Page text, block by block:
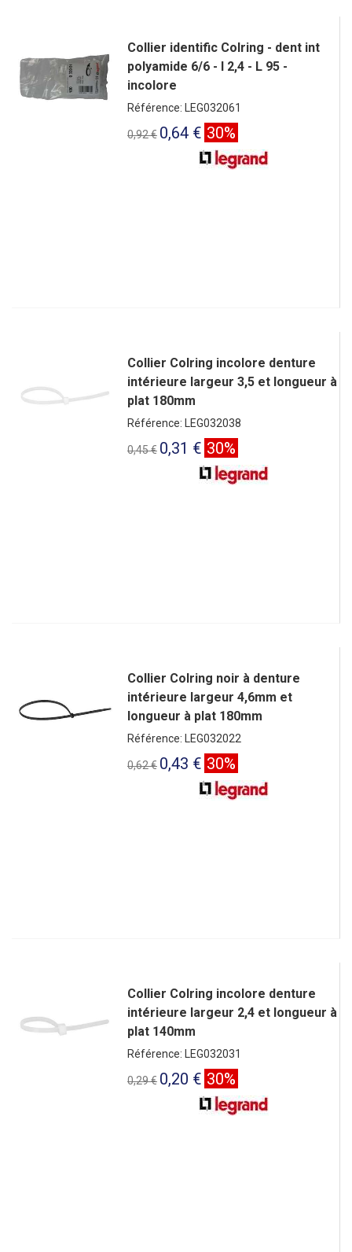
Collier identific Colring - dent int
polyamide 6/6 - l 2,4 - L 95 -
incolore
Référence: LEG032061
0,92 € 0,64 € 30%
Collier Colring incolore denture
intérieure largeur 3,5 et longueur à
plat 180mm
Référence: LEG032038
0,45 € 0,31 € 30%
Collier Colring noir à denture
intérieure largeur 4,6mm et
longueur à plat 180mm
Référence: LEG032022
0,62 € 0,43 € 30%
Collier Colring incolore denture
intérieure largeur 2,4 et longueur à
plat 140mm
Référence: LEG032031
0,29 € 0,20 € 30%